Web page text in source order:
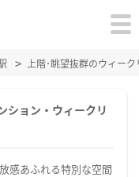
上階･眺望抜群のウィー
ション・ウィークリ
感あふれる特別な空間